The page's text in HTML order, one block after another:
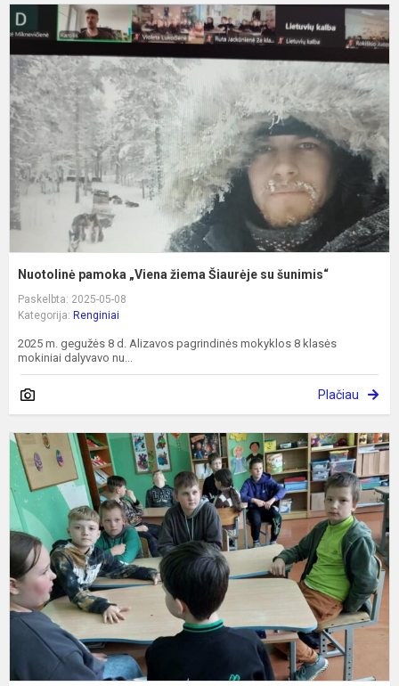
Nuotolinė pamoka „Viena žiema Šiaurėje su šunimis“
Paskelbta: 2025-05-08
Kategorija: Renginiai
2025 m. gegužės 8 d. Alizavos pagrindinės mokyklos 8 klasės
mokiniai dalyvavo nu...
Plačiau